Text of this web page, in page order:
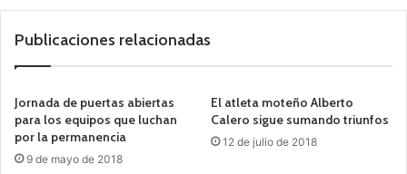
we
Publicaciones relacionadas
Jornada de puertas abiertas
para los equipos que luchan
por la permanencia
9 de mayo de 2018
El atleta moteño Alberto
Calero sigue sumando triunfos
12 de julio de 2018